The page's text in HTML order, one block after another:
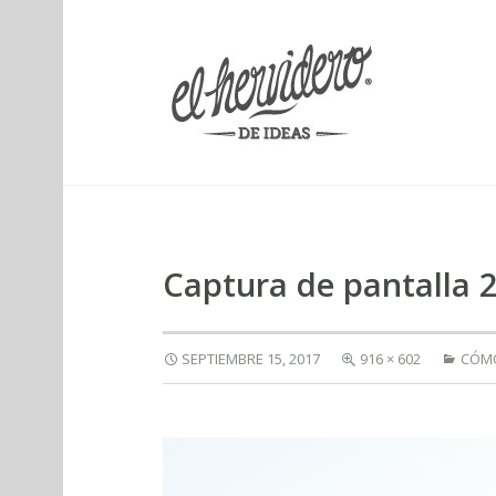
Captura de pantalla
SEPTIEMBRE 15, 2017 916 × 602